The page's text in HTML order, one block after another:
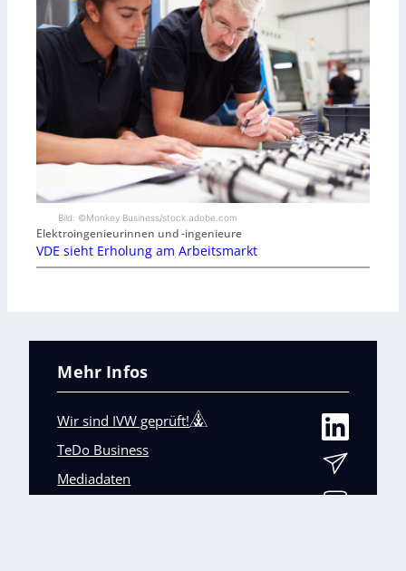
Bild: ©Monkey Business/stock.adobe.com
Elektroingenieurinnen und -ingenieure
VDE sieht Erholung am Arbeitsmarkt
Mehr Infos
Wir sind IVW geprüft!
TeDo Business
Mediadaten